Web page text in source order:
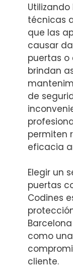
técnicas
que las
causar
puertas o
brindan
de
permiten
eficacia
Elegir un
puertas
Codines
como
cliente.